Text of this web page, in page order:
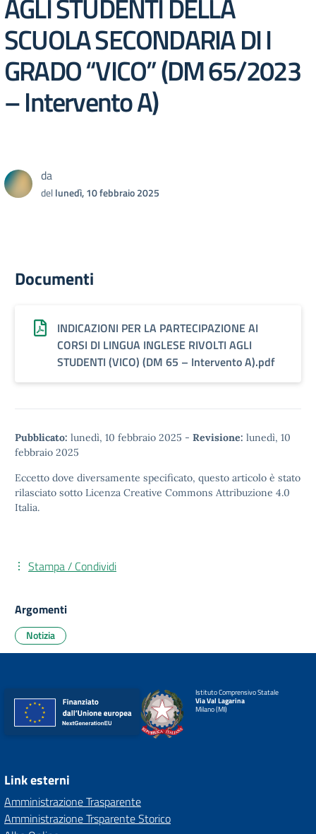
SCUOLA SECONDARIA DI I
GRADO “VICO” (DM 65/2023
– Intervento A)
da
dellunedì, 10 febbraio 2025
Documenti
INDICAZIONI PER LA PARTECIPAZIONE AI
CORSI DI LINGUA INGLESE RIVOLTI AGLI
STUDENTI (VICO) (DM 65 – Intervento A).pdf
Pubblicato: lunedì, 10 febbraio 2025 - Revisione: lunedì, 10
febbraio 2025
Eccetto dove diversamente specificato, questo articolo è stato
rilasciato sotto Licenza Creative Commons Attribuzione 4.0
Italia.
Stampa / Condividi
Argomenti
Notizia
Istituto Comprensivo Statale
Via Val Lagarina
Milano (MI)
Link esterni
Amministrazione Trasparente
Amministrazione Trsparente Storico